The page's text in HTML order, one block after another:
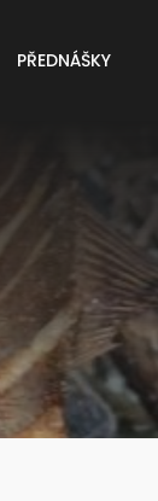
PŘEDNÁŠKY